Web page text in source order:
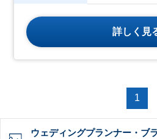
詳しく見
1
ウェディングプランナー・ブ